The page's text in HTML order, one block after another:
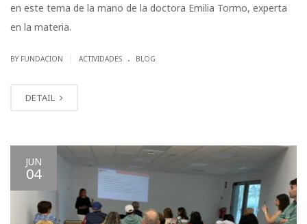
en este tema de la mano de la doctora Emilia Tormo, experta
en la materia.
BY FUNDACION ACTIVIDADES . BLOG
DETAIL
JUN
04